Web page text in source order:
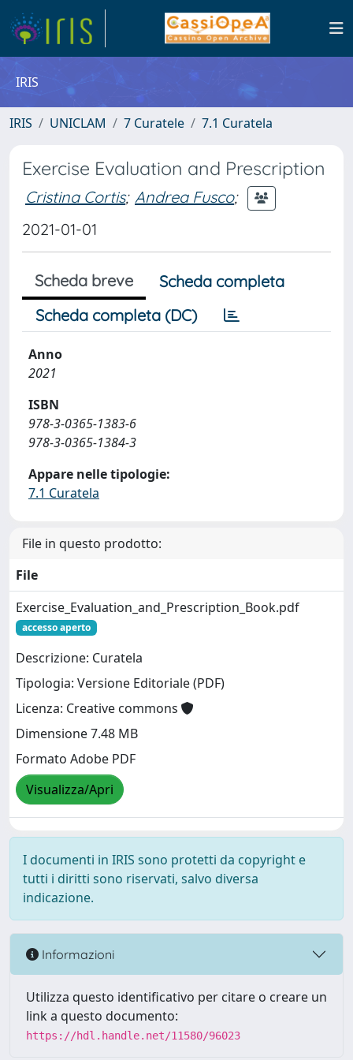
IRIS
IRIS UNICLAM 7 Curatele 7.1 Curatela
Exercise Evaluation and Prescription
Cristina Cortis; Andrea Fusco;
2021-01-01
Scheda breve
Scheda completa
Scheda completa (DC)
Anno
2021
ISBN
978-3-0365-1383-6
978-3-0365-1384-3
Appare nelle tipologie:
7.1 Curatela
File in questo prodotto:
File
Exercise_Evaluation_and_Prescription_Book.pdf
accesso aperto
Descrizione: Curatela
Tipologia: Versione Editoriale (PDF)
Licenza: Creative commons
Dimensione 7.48 MB
Formato Adobe PDF
Visualizza/Apri
I documenti in IRIS sono protetti da copyright e
tutti i diritti sono riservati, salvo diversa
indicazione.
Informazioni
Utilizza questo identificativo per citare o creare un
link a questo documento:
https://hdl.handle.net/11580/96023